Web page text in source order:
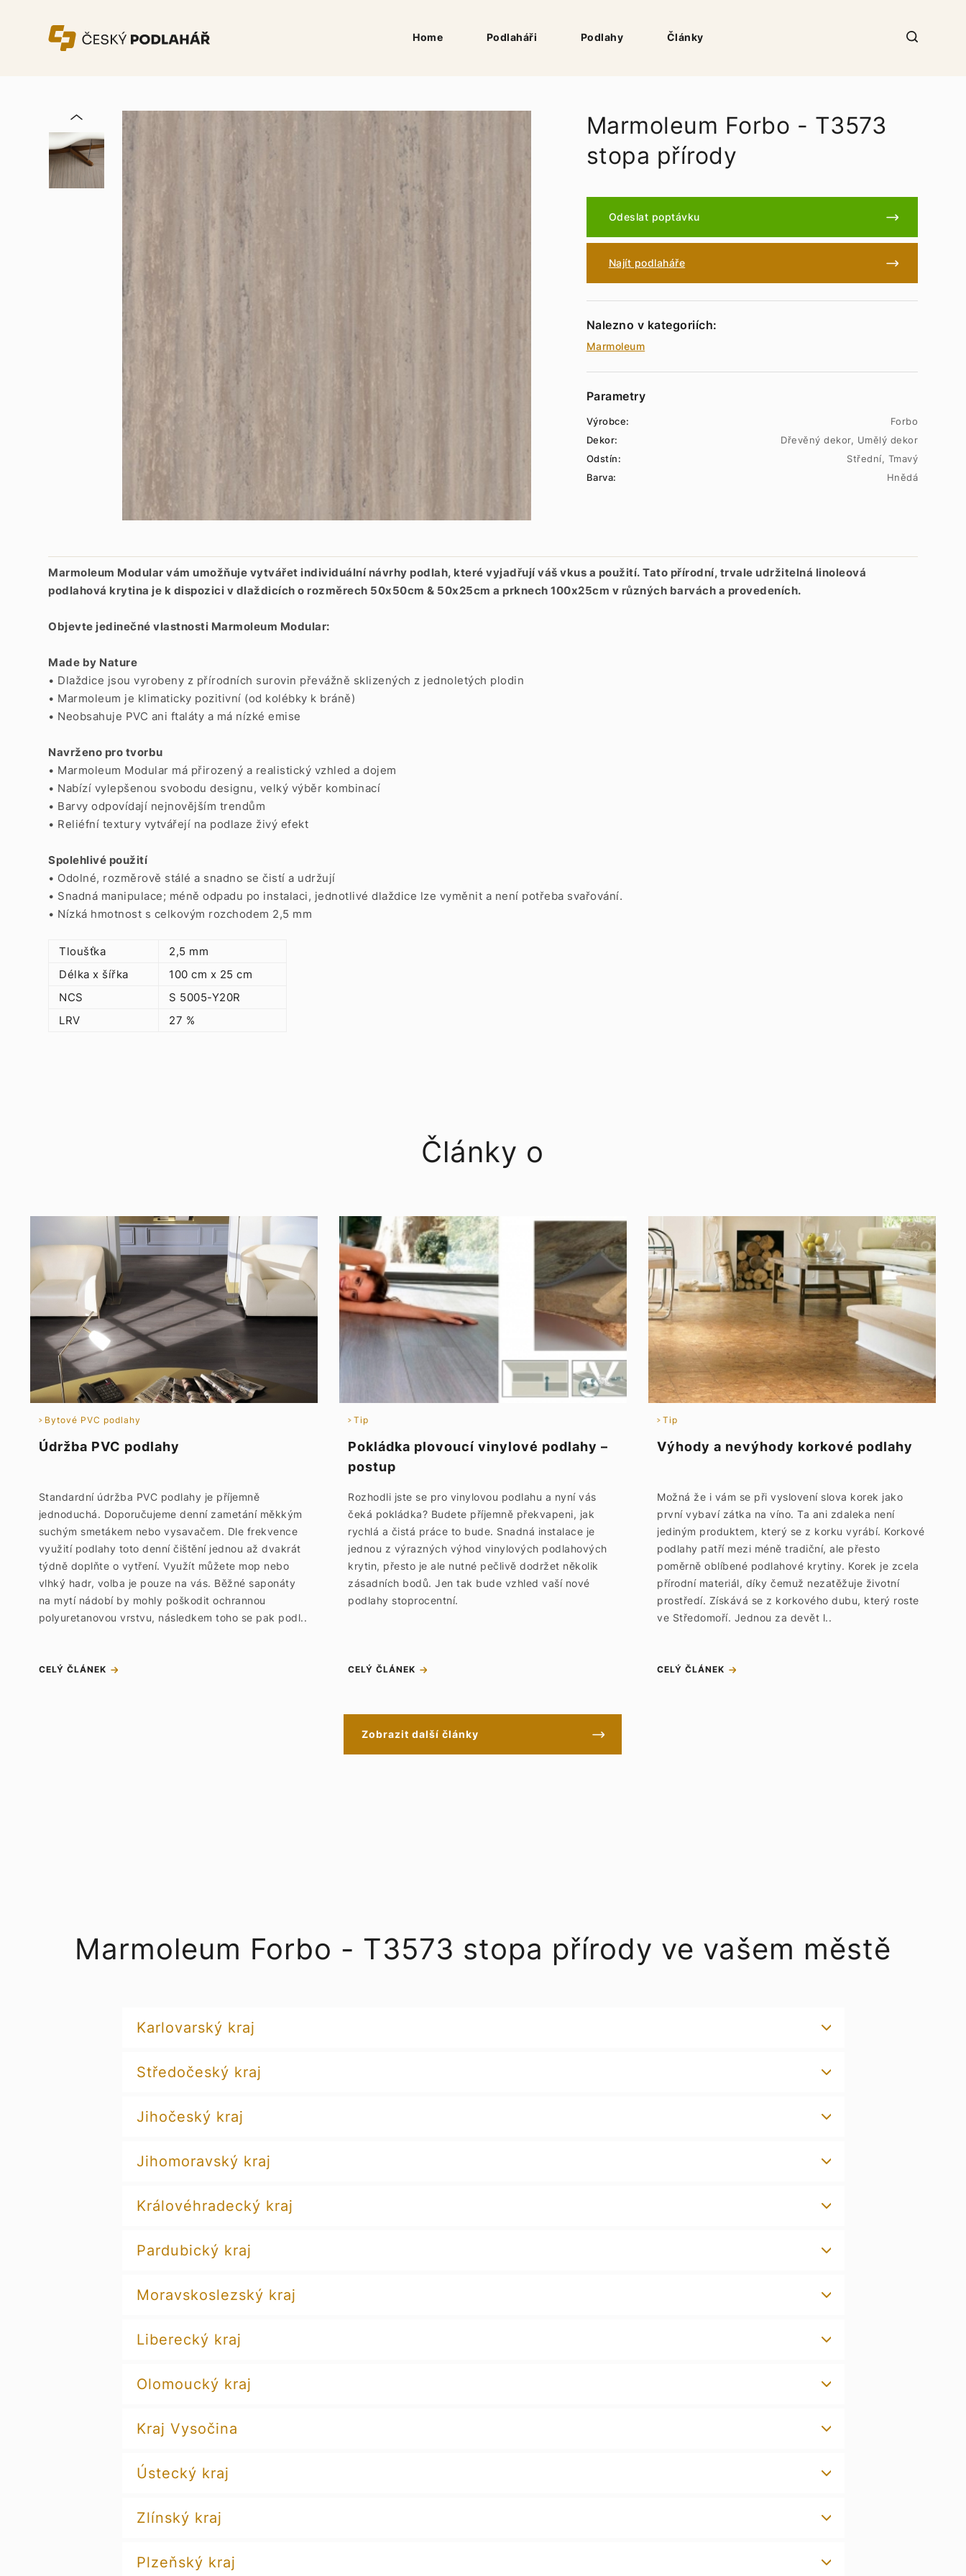
Home Podlaháři Podlahy Články
Marmoleum Forbo - T3573
stopa přírody
Odeslat poptávku
Najít podlaháře
Nalezno v kategoriích:
Marmoleum
Parametry
Výrobce:
Forbo
Dekor:
Dřevěný dekor, Umělý dekor
Odstín:
Střední, Tmavý
Barva:
Hnědá
Marmoleum Modular vám umožňuje vytvářet individuální návrhy podlah, které vyjadřují váš vkus a použití. Tato přírodní, trvale udržitelná linoleová
podlahová krytina je k dispozici v dlaždicích o rozměrech 50x50cm & 50x25cm a prknech 100x25cm v různých barvách a provedeních.
Objevte jedinečné vlastnosti Marmoleum Modular:
Made by Nature
• Dlaždice jsou vyrobeny z přírodních surovin převážně sklizených z jednoletých plodin
• Marmoleum je klimaticky pozitivní (od kolébky k bráně)
• Neobsahuje PVC ani ftaláty a má nízké emise
Navrženo pro tvorbu
• Marmoleum Modular má přirozený a realistický vzhled a dojem
• Nabízí vylepšenou svobodu designu, velký výběr kombinací
• Barvy odpovídají nejnovějším trendům
• Reliéfní textury vytvářejí na podlaze živý efekt
Spolehlivé použití
• Odolné, rozměrově stálé a snadno se čistí a udržují
• Snadná manipulace; méně odpadu po instalaci, jednotlivé dlaždice lze vyměnit a není potřeba svařování.
• Nízká hmotnost s celkovým rozchodem 2,5 mm
Tloušťka
2,5 mm
Délka x šířka
100 cm x 25 cm
NCS
S 5005-Y20R
LRV
27 %
Články o
Bytové PVC podlahy
Údržba PVC podlahy
Standardní údržba PVC podlahy je příjemně
jednoduchá. Doporučujeme denní zametání měkkým
suchým smetákem nebo vysavačem. Dle frekvence
využití podlahy toto denní čištění jednou až dvakrát
týdně doplňte o vytření. Využít můžete mop nebo
vlhký hadr, volba je pouze na vás. Běžné saponáty
na mytí nádobí by mohly poškodit ochrannou
polyuretanovou vrstvu, následkem toho se pak podl..
CELÝ ČLÁNEK
Tip
Pokládka plovoucí vinylové podlahy –
postup
Rozhodli jste se pro vinylovou podlahu a nyní vás
čeká pokládka? Budete příjemně překvapeni, jak
rychlá a čistá práce to bude. Snadná instalace je
jednou z výrazných výhod vinylových podlahových
krytin, přesto je ale nutné pečlivě dodržet několik
zásadních bodů. Jen tak bude vzhled vaší nové
podlahy stoprocentní.
CELÝ ČLÁNEK
Tip
Výhody a nevýhody korkové podlahy
Možná že i vám se při vyslovení slova korek jako
první vybaví zátka na víno. Ta ani zdaleka není
jediným produktem, který se z korku vyrábí. Korkové
podlahy patří mezi méně tradiční, ale přesto
poměrně oblíbené podlahové krytiny. Korek je zcela
přírodní materiál, díky čemuž nezatěžuje životní
prostředí. Získává se z korkového dubu, který roste
ve Středomoří. Jednou za devět l..
CELÝ ČLÁNEK
Zobrazit další články
Marmoleum Forbo - T3573 stopa přírody ve vašem městě
Karlovarský kraj
Středočeský kraj
Jihočeský kraj
Jihomoravský kraj
Královéhradecký kraj
Pardubický kraj
Moravskoslezský kraj
Liberecký kraj
Olomoucký kraj
Kraj Vysočina
Ústecký kraj
Zlínský kraj
Plzeňský kraj